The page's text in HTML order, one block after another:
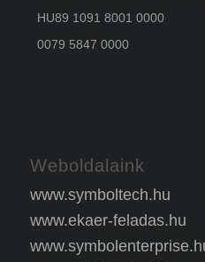
HU89 1091 8001 0000
0079 5847 0000
Weboldalaink
www.symboltech.hu
www.ekaer-feladas.hu